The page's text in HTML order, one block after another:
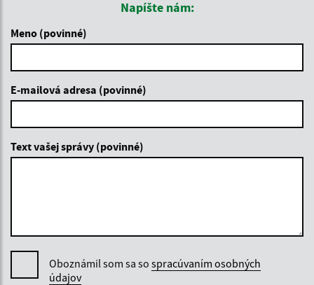
Napíšte nám:
Meno (povinné)
E-mailová adresa (povinné)
Text vašej správy (povinné)
Oboznámil som sa so spracúvaním osobných
údajov